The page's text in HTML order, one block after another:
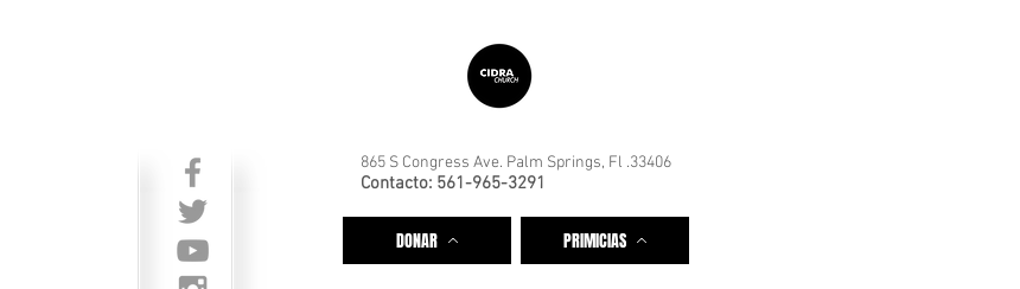
865 S Congress Ave. Palm Springs, Fl .33406
Contacto: 561-965-3291
DONAR PRIMICIAS